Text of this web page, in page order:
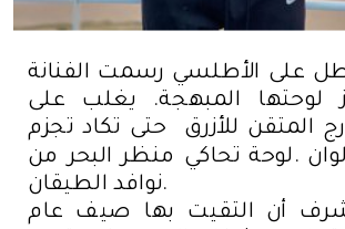
على الأطلسي رسمت الفنانة
لوحتها المبهجة. يغلب على
المتقن للأزرق حتى تكاد تجزم
.لوحة تحاكي منظر البحر من
نوافد الطيقان.
أن التقيت بها صيف عام